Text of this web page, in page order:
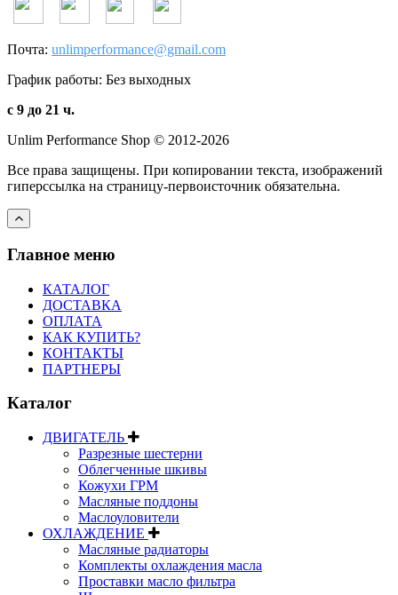
Почта: unlimperformance@gmail.com
График работы: Без выходных
с 9 до 21 ч.
Unlim Performance Shop © 2012-2026
Все права защищены. При копировании текста, изображений
гиперссылка на страницу-первоисточник обязательна.
Главное меню
КАТАЛОГ
ДОСТАВКА
ОПЛАТА
КАК КУПИТЬ?
КОНТАКТЫ
ПАРТНЕРЫ
Каталог
ДВИГАТЕЛЬ
Разрезные шестерни
Облегченные шкивы
Кожухи ГРМ
Масляные поддоны
Маслоуловители
ОХЛАЖДЕНИЕ
Масляные радиаторы
Комплекты охлаждения масла
Проставки масло фильтра